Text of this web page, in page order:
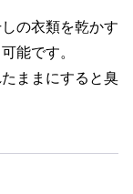
の衣類を乾かす
能です。
ままにすると臭